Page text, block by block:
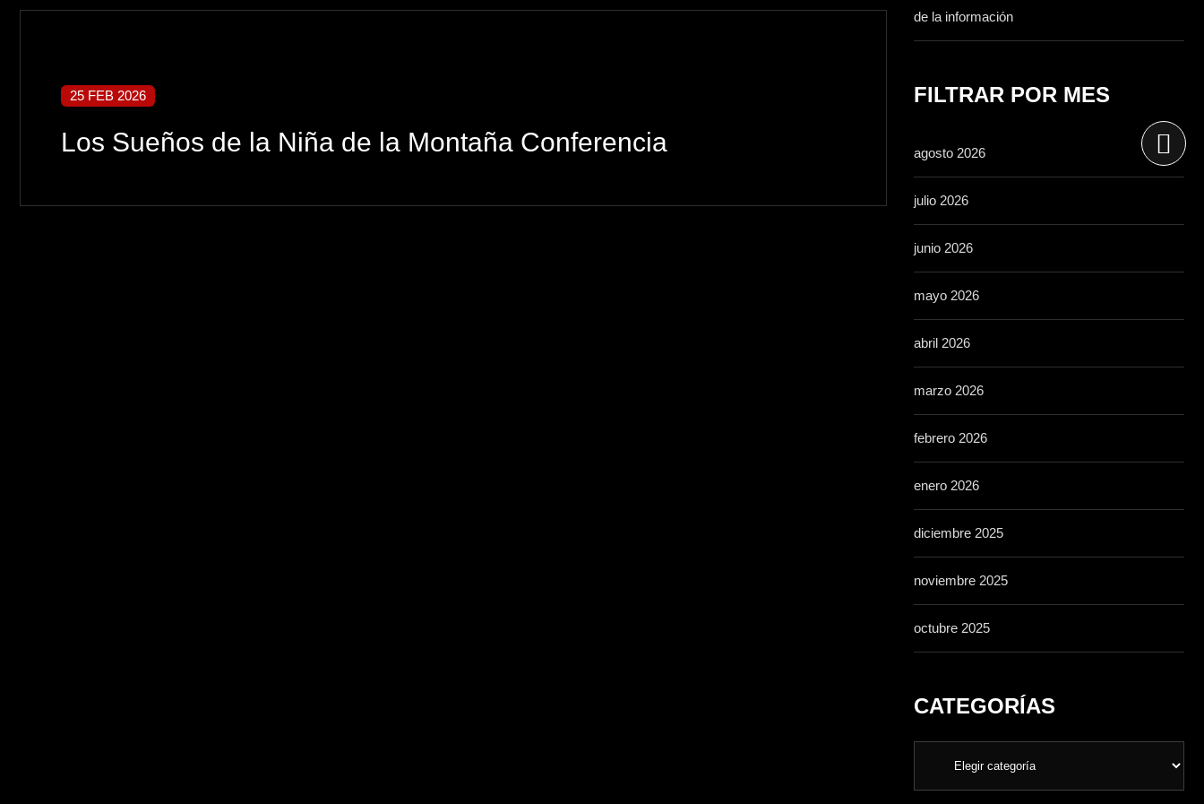
25 FEB 2026
Los Sueños de la Niña de la Montaña Conferencia
de la información
FILTRAR POR MES
agosto 2026
julio 2026
junio 2026
mayo 2026
abril 2026
marzo 2026
febrero 2026
enero 2026
diciembre 2025
noviembre 2025
octubre 2025
CATEGORÍAS